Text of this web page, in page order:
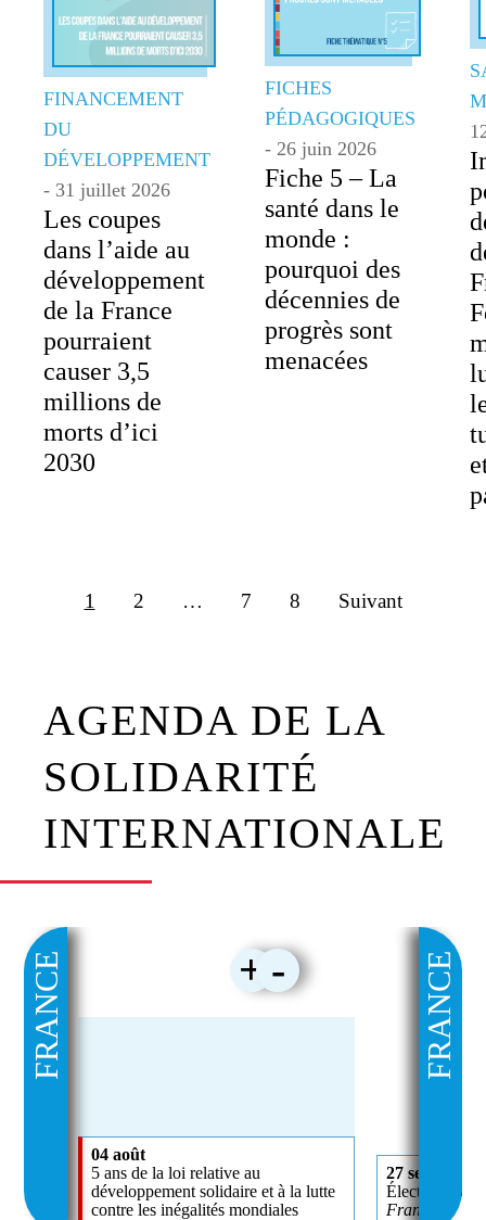
FINANCEMENT
DU
DÉVELOPPEMENT
- 31 juillet 2026
Les coupes
dans l’aide au
développement
de la France
pourraient
causer 3,5
millions de
morts d’ici
2030
FICHES
PÉDAGOGIQUES
- 26 juin 2026
Fiche 5 – La
santé dans le
monde :
pourquoi des
décennies de
progrès sont
menacées
1 2 … 7 8 Suivant
AGENDA DE LA
SOLIDARITÉ
INTERNATIONALE
+-
FRANCE FRANCE
04 août
5 ans de la loi relative au
développement solidaire et à la lutte
contre les inégalités mondiales
27 septembre
Élections
France